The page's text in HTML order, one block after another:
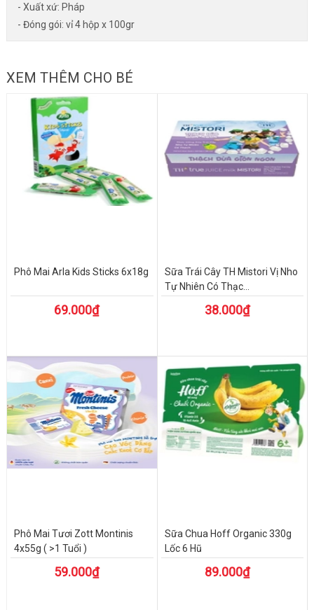
- Xuất xứ: Pháp
- Đóng gói: vỉ 4 hộp x 100gr
XEM THÊM CHO BÉ
Phô Mai Arla Kids Sticks 6x18g
69.000₫
Sữa Trái Cây TH Mistori Vị Nho
Tự Nhiên Có Thạc...
38.000₫
Phô Mai Tươi Zott Montinis
4x55g ( >1 Tuổi )
59.000₫
Sữa Chua Hoff Organic 330g
Lốc 6 Hũ
89.000₫